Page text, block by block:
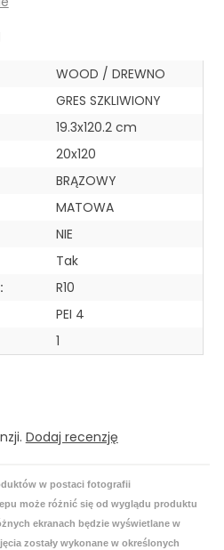
WOOD / DREWNO
GRES SZKLIWIONY
19.3x120.2 cm
20x120
BRĄZOWY
MATOWA
NIE
Tak
R10
PEI 4
1
Dodaj recenzję
w postaci fotografii
może różnić się od wyglądu produktu
ekranach będzie wyświetlane w
zostały wykonane w określonych